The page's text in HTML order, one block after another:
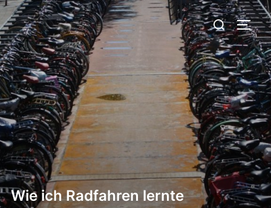
Zum
Inhalt
springen
Suchen
nach:
Wie ich Radfahren lernte